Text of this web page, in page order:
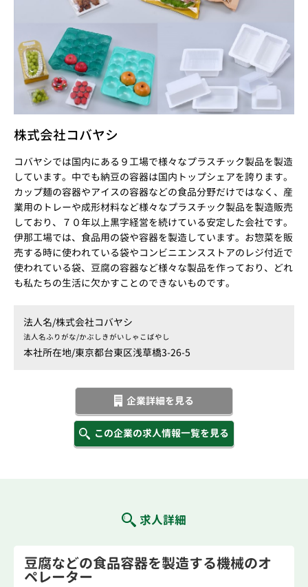
株式会社コバヤシ
コバヤシでは国内にある９工場で様々なプラスチック製品を製造
しています。中でも納豆の容器は国内トップシェアを誇ります。
カップ麺の容器やアイスの容器などの食品分野だけではなく、産
業用のトレーや成形材料など様々なプラスチック製品を製造販売
しており、７０年以上黒字経営を続けている安定した会社です。
伊那工場では、食品用の袋や容器を製造しています。お惣菜を販
売する時に使われている袋やコンビニエンスストアのレジ付近で
使われている袋、豆腐の容器など様々な製品を作っており、どれ
も私たちの生活に欠かすことのできないものです。
法人名/株式会社コバヤシ
法人名ふりがな/かぶしきがいしゃこばやし
本社所在地/東京都台東区浅草橋3-26-5
企業詳細を見る
この企業の求人情報一覧を見る
求人詳細
豆腐などの食品容器を製造する機械のオ
ペレーター